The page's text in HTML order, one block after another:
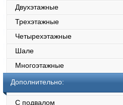
Двухэтажные
Трехэтажные
Четырехэтажные
Шале
Многоэтажные
Дополнительно:
С подвалом